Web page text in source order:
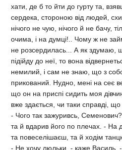
хати, де б то йти до гурту та,
сердека, стороною вiд людей,
нiчого не чую, нiчого й не бачу,
очима, i на думцi!.. Чому ж не
не розсердилась... А як здумаю,
пiдiйду до неї, то вона
немилий, i сам не знаю, що з
прикований. Нудно, менi на сеє
що он на приспi сидить моя
вже здається, чи таки справдi,
- Чого так зажуривсь,
та й вдарив його по плечах. - На
та повеселiшаєш, та й ходiм
- Не хочу люльки, - каже Василь,